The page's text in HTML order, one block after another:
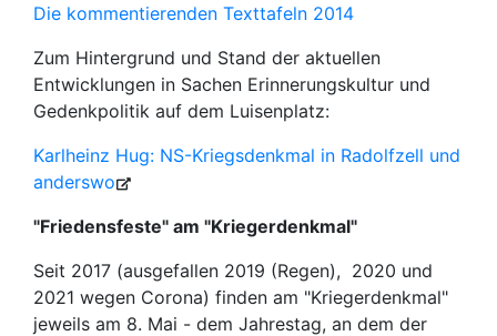
Die kommentierenden Texttafeln 2014
Zum Hintergrund und Stand der aktuellen
Entwicklungen in Sachen Erinnerungskultur und
Gedenkpolitik auf dem Luisenplatz:
Karlheinz Hug: NS-Kriegsdenkmal in Radolfzell und
anderswo
"Friedensfeste" am "Kriegerdenkmal"
Seit 2017 (ausgefallen 2019 (Regen), 2020 und
2021 wegen Corona) finden am "Kriegerdenkmal"
jeweils am 8. Mai - dem Jahrestag, an dem der